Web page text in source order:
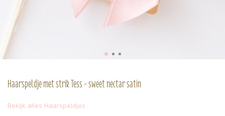
Haarspeldje met strik Tess - sweet nectar satin
Bekijk alles Haarspeldjes